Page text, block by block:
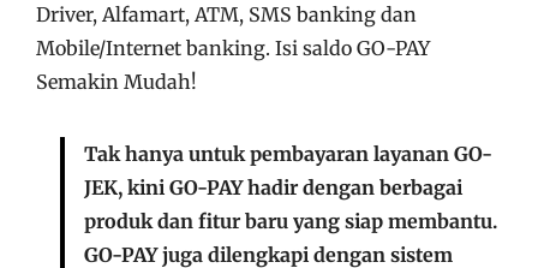
Driver, Alfamart, ATM, SMS banking dan
Mobile/Internet banking. Isi saldo GO-PAY
Semakin Mudah!
Tak hanya untuk pembayaran layanan GO-
JEK, kini GO-PAY hadir dengan berbagai
produk dan fitur baru yang siap membantu.
GO-PAY juga dilengkapi dengan sistem